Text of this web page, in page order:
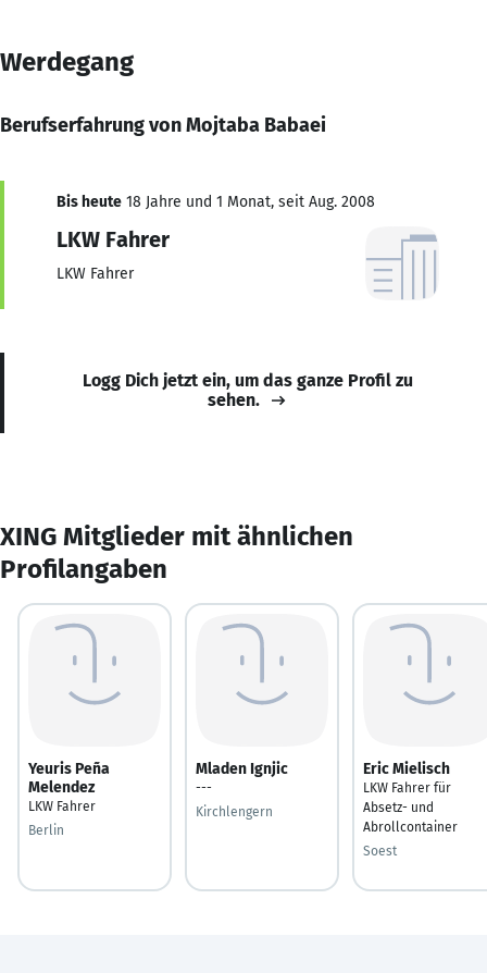
Werdegang
Berufserfahrung von Mojtaba Babaei
Bis heute 18 Jahre und 1 Monat, seit Aug. 2008
LKW Fahrer
LKW Fahrer
Logg Dich jetzt ein, um das ganze Profil zu
sehen.
XING Mitglieder mit ähnlichen
Profilangaben
Yeuris Peña
Melendez
LKW Fahrer
Berlin
Mladen Ignjic
---
Kirchlengern
Eric Mielisch
LKW Fahrer für
Absetz- und
Abrollcontainer
Soest